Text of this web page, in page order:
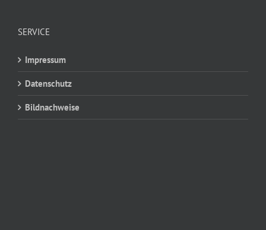
SERVICE
Impressum
Datenschutz
Bildnachweise